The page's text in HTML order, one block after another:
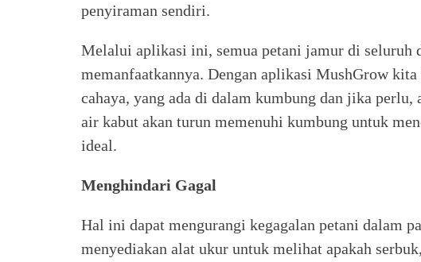
penyiraman sendiri.
Melalui aplikasi ini, semua petani jamur di seluruh
memanfaatkannya. Dengan aplikasi MushGrow kita
cahaya, yang ada di dalam kumbung dan jika
air kabut akan turun memenuhi kumbung untuk
ideal.
Menghindari Gagal
Hal ini dapat mengurangi kegagalan petani dalam
menyediakan alat ukur untuk melihat apakah